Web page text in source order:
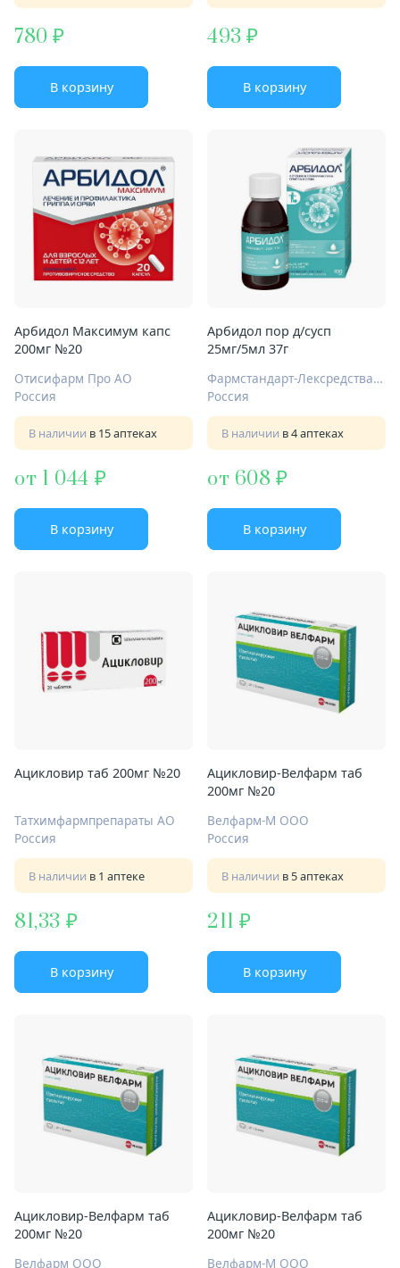
780
В корзину
493
В корзину
Арбидол Максимум капс
200мг №20
Отисифарм Про АО
Россия
В наличии в 15 аптеках
от 1 044
В корзину
Арбидол пор д/сусп
25мг/5мл 37г
Фармстандарт-Лексредства ОАО Курск
Россия
В наличии в 4 аптеках
от 608
В корзину
Ацикловир таб 200мг №20
Татхимфармпрепараты АО
Россия
В наличии в 1 аптеке
81,33
В корзину
Ацикловир-Велфарм таб
200мг №20
Велфарм-М ООО
Россия
В наличии в 5 аптеках
211
В корзину
Ацикловир-Велфарм таб
200мг №20
Велфарм ООО
Ацикловир-Велфарм таб
200мг №20
Велфарм-М ООО